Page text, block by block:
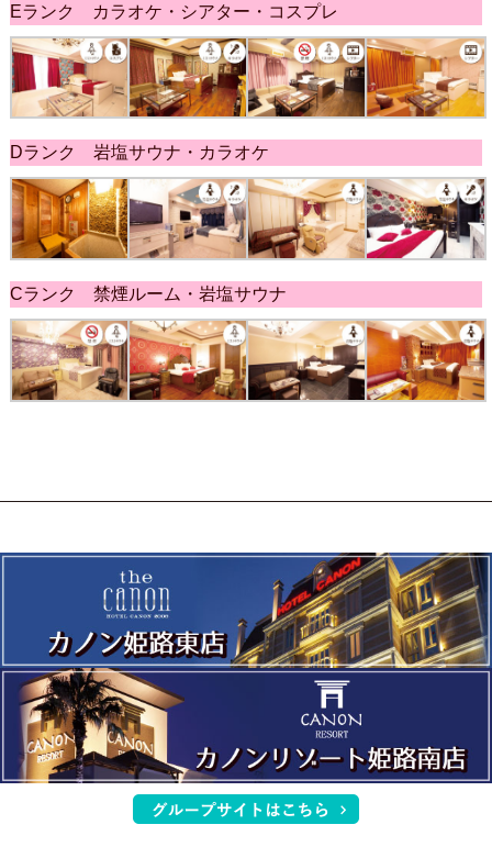
Eランク カラオケ・シアター・コスプレ
Dランク 岩塩サウナ・カラオケ
Cランク 禁煙ルーム・岩塩サウナ